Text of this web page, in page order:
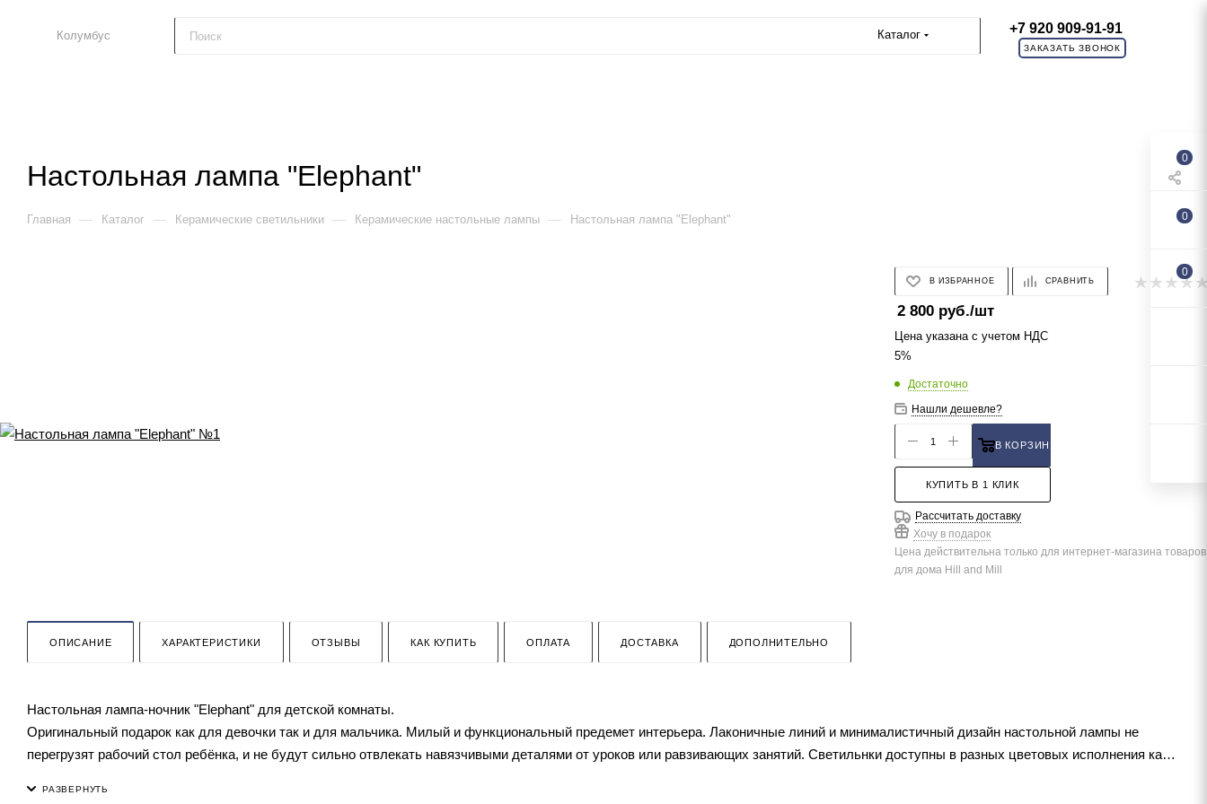
Колумбус Каталог +7 920 909-91-91
ЗАКАЗАТЬ ЗВОНОК
Настольная лампа "Elephant"
Главная — Каталог — Керамические светильники — Керамические настольные лампы — Настольная лампа "Elephant"
В ИЗБРАННОЕ СРАВНИТЬ
2 800руб./шт
Цена указана с учетом НДС
5%
Достаточно
Нашли дешевле?
В КОРЗИНУ
КУПИТЬ В 1 КЛИК
Рассчитать доставку
Хочу в подарок
Цена действительна только для интернет-магазина товаров
для дома Hill and Mill
ОПИСАНИЕ ХАРАКТЕРИСТИКИ ОТЗЫВЫ КАК КУПИТЬ ОПЛАТА ДОСТАВКА ДОПОЛНИТЕЛЬНО
Настольная лампа-ночник "Elephant" для детской комнаты.
Оригинальный подарок как для девочки так и для мальчика. Милый и функциональный предемет интерьера. Лаконичные линий и минималистичный дизайн настольной лампы не
перегрузят рабочий стол ребёнка, и не будут сильно отвлекать навязчивыми деталями от уроков или равзивающих занятий. Светильнки доступны в разных цветовых исполнения как
0
0
0